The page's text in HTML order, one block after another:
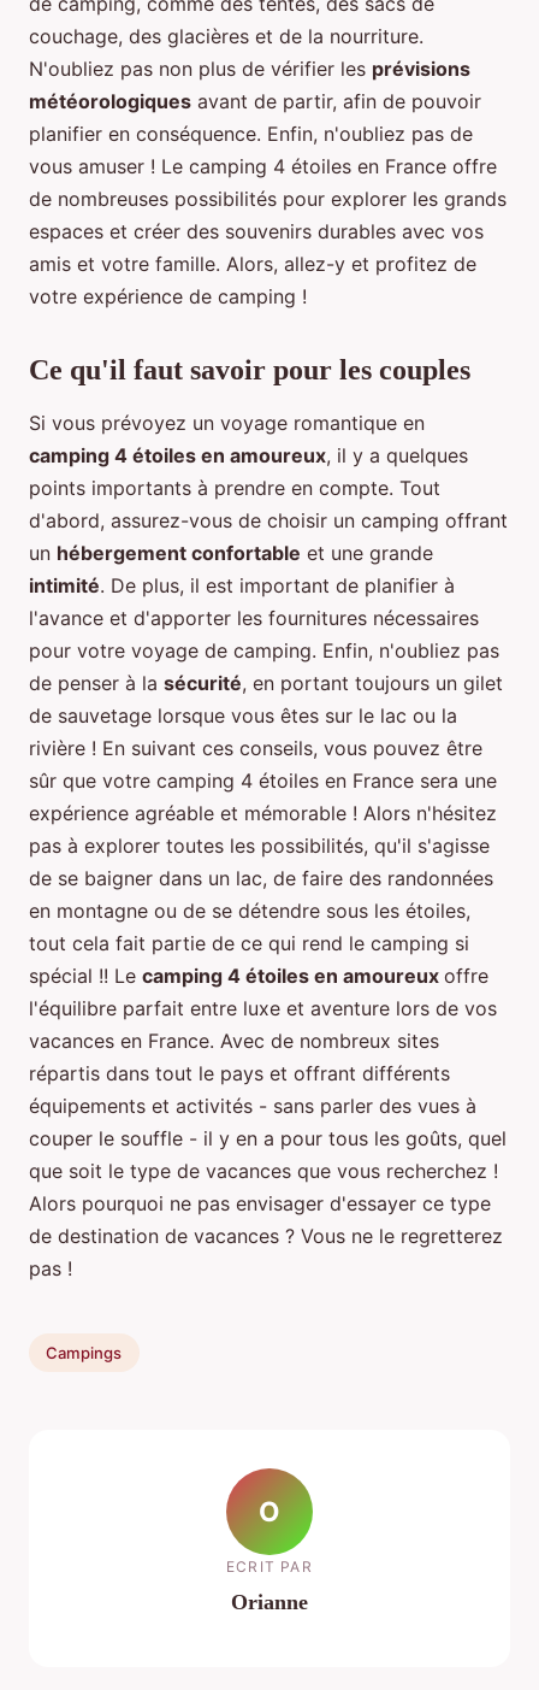
couchage, des glacières et de la nourriture.
N'oubliez pas non plus de vérifier les prévisions
météorologiques avant de partir, afin de pouvoir
planifier en conséquence. Enfin, n'oubliez pas de
vous amuser ! Le camping 4 étoiles en France offre
de nombreuses possibilités pour explorer les grands
espaces et créer des souvenirs durables avec vos
amis et votre famille. Alors, allez-y et profitez de
votre expérience de camping !
Ce qu'il faut savoir pour les couples
Si vous prévoyez un voyage romantique en
camping 4 étoiles en amoureux, il y a quelques
points importants à prendre en compte. Tout
d'abord, assurez-vous de choisir un camping offrant
un hébergement confortable et une grande
intimité. De plus, il est important de planifier à
l'avance et d'apporter les fournitures nécessaires
pour votre voyage de camping. Enfin, n'oubliez pas
de penser à la sécurité, en portant toujours un gilet
de sauvetage lorsque vous êtes sur le lac ou la
rivière ! En suivant ces conseils, vous pouvez être
sûr que votre camping 4 étoiles en France sera une
expérience agréable et mémorable ! Alors n'hésitez
pas à explorer toutes les possibilités, qu'il s'agisse
de se baigner dans un lac, de faire des randonnées
en montagne ou de se détendre sous les étoiles,
tout cela fait partie de ce qui rend le camping si
spécial !! Le camping 4 étoiles en amoureux offre
l'équilibre parfait entre luxe et aventure lors de vos
vacances en France. Avec de nombreux sites
répartis dans tout le pays et offrant différents
équipements et activités - sans parler des vues à
couper le souffle - il y en a pour tous les goûts, quel
que soit le type de vacances que vous recherchez !
Alors pourquoi ne pas envisager d'essayer ce type
de destination de vacances ? Vous ne le regretterez
pas !
Campings
O
ECRIT PAR
Orianne